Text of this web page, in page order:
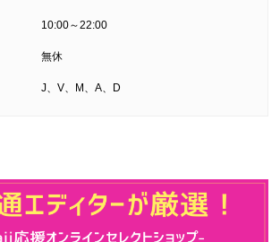
10:00～22:00
無休
J、V、M、A、D